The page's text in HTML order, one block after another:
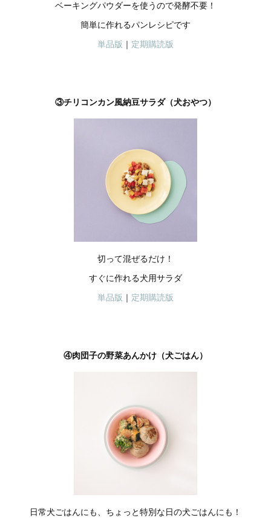
ベーキングパウダーを使うので発酵不要！
簡単に作れるパンレシピです
単品版 ｜ 定期購読版
③チリコンカン風納豆サラダ（犬おやつ）
切って混ぜるだけ！
すぐに作れる犬用サラダ
単品版 ｜ 定期購読版
④肉団子の野菜あんかけ（犬ごはん）
日常犬ごはんにも、ちょっと特別な日の犬ごはんにも！